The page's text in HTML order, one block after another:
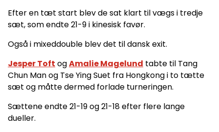
Efter en tæt start blev de sat klart til vægs i tredje
sæt, som endte 21-9 i kinesisk favør.
Også i mixeddouble blev det til dansk exit.
Jesper Toft ogAmalie Magelund tabte til Tang
Chun Man og Tse Ying Suet fra Hongkong i to tætte
sæt og måtte dermed forlade turneringen.
Sættene endte 21-19 og 21-18 efter flere lange
dueller.